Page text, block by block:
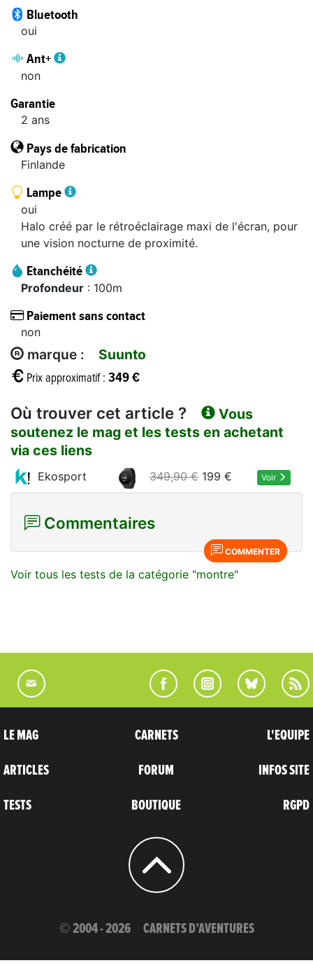
Bluetooth
oui
Ant+
non
Garantie
2 ans
Pays de fabrication
Finlande
Lampe
oui
Halo créé par le rétroéclairage maxi de l'écran, pour
une vision nocturne de proximité.
Etanchéité
profondeur : 100m
Paiement sans contact
non
marque : Suunto
Prix approximatif : 349 €
Où trouver cet article ?
Vous
soutenez le mag et les tests en achetant
via ces liens
Ekosport 349,90 € 199 € Voir
Commentaires
COMMENTER
Voir tous les tests de la catégorie "montre"
LE MAG
ARTICLES
TESTS
CARNETS
FORUM
BOUTIQUE
L'EQUIPE
INFOS SITE
RGPD
© 2004 - 2026 CARNETS D’AVENTURES